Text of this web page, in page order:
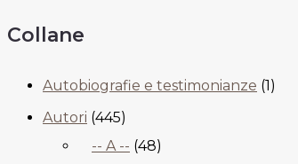
Collane
Autobiografie e testimonianze (1)
Autori (445)
-- A -- (48)